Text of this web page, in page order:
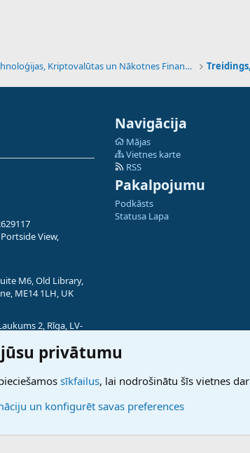
Tehnoloģijas, Kriptovalūtas un Nākotnes Finanses
View,
M6, Old Library,
ME14 1LH, UK
2, Rīga, LV-
Navigācija
Mājas
Vietnes karte
RSS
Pakalpojumu
Podkāsts
Statusa Lapa
privātumu
sīkfailus, lai nodrošinātu šīs vietnes
un konfigurēt savas preferences